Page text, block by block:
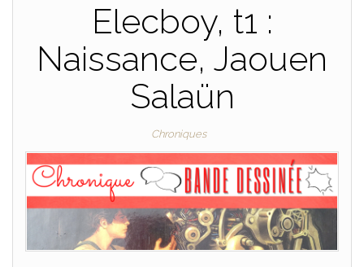
Elecboy, t1 :
Naissance, Jaouen
Salaün
Chroniques